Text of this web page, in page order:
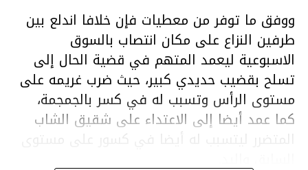
ووفق ما توفر من معطيات فإن خلافا اندلع بين
طرفين النزاع على مكان انتصاب بالسوق
الاسبوعية ليعمد المتهم في قضية الحال إلى
تسلح بقضيب حديدي كبير، حيث ضرب غريمه على
مستوى الرأس وتسبب له في كسر بالجمجمة،
كما عمد أيضا إلى الاعتداء على شقيق الشاب
المتضرر ليتسبب له أيضا في كسور على مستوى